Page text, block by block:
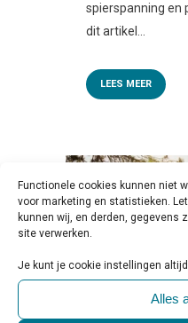
Functionele cookies kunnen niet
voor marketing en statistieken.
kunnen wij, en derden, gegevens
site verwerken.
Je kunt je cookie instellingen altijd
Alles
spierspanning en
dit artikel...
LEES MEER